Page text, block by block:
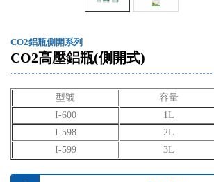
CO2鋁瓶側開系列
CO2高壓鋁瓶(側開式)
型號
容量
I-600
1L
I-598
2L
I-599
3L